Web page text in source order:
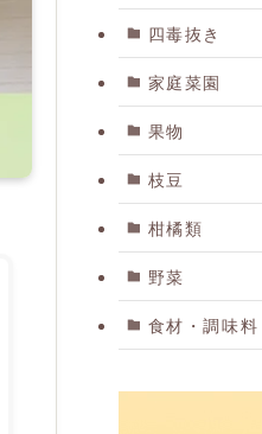
四毒抜き
家庭菜園
果物
枝豆
柑橘類
野菜
食材・調味料